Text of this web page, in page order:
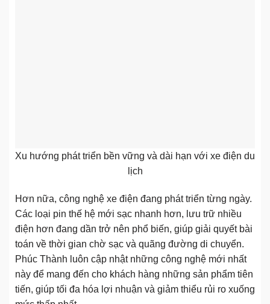
Xu hướng phát triển bền vững và dài hạn với xe điện du
lịch
Hơn nữa, công nghệ xe điện đang phát triển từng ngày.
Các loại pin thế hệ mới sạc nhanh hơn, lưu trữ nhiều
điện hơn đang dần trở nên phổ biến, giúp giải quyết bài
toán về thời gian chờ sạc và quãng đường di chuyển.
Phúc Thành luôn cập nhật những công nghệ mới nhất
này để mang đến cho khách hàng những sản phẩm tiên
tiến, giúp tối đa hóa lợi nhuận và giảm thiểu rủi ro xuống